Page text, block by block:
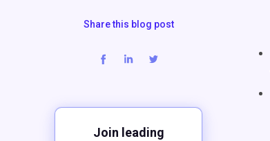
Share this blog post
Join leading